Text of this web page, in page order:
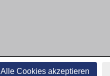
Alle Cookies akzeptieren